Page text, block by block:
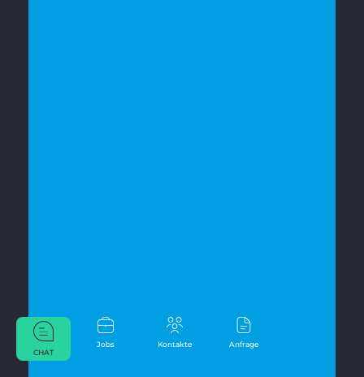
Jobs Kontakte
Anfrage
CHAT